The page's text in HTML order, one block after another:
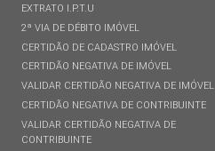
EXTRATO I.P.T.U
2ª VIA DE DÉBITO IMÓVEL
CERTIDÃO DE CADASTRO IMÓVEL
CERTIDÃO NEGATIVA DE IMÓVEL
VALIDAR CERTIDÃO NEGATIVA DE IMÓVEL
CERTIDÃO NEGATIVA DE CONTRIBUINTE
VALIDAR CERTIDÃO NEGATIVA DE
CONTRIBUINTE